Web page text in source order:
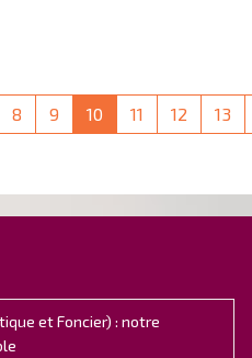
8 9 10 11 12 13
et Foncier) : notre